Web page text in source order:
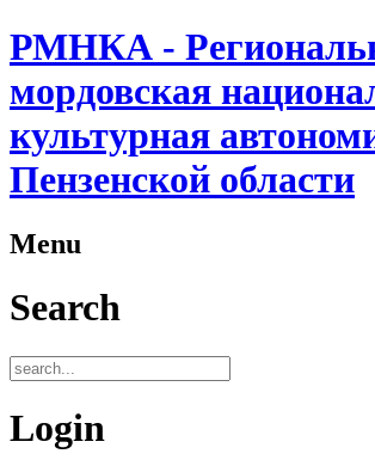
РМНКА -
мордовская
культурная
Пензенской области
Menu
Search
Login